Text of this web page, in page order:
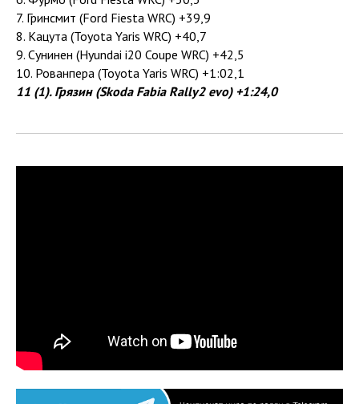
7. Гринсмит (Ford Fiesta WRC) +39,9
8. Кацута (Toyota Yaris WRC) +40,7
9. Сунинен (Hyundai i20 Coupe WRC) +42,5
10. Рованпера (Toyota Yaris WRC) +1:02,1
11 (1). Грязин (Skoda Fabia Rally2 evo) +1:24,0